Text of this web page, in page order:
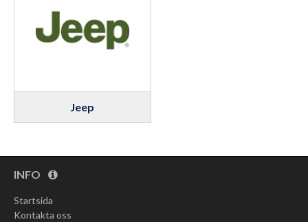
Jeep
INFO
Startsida
Kontakta oss